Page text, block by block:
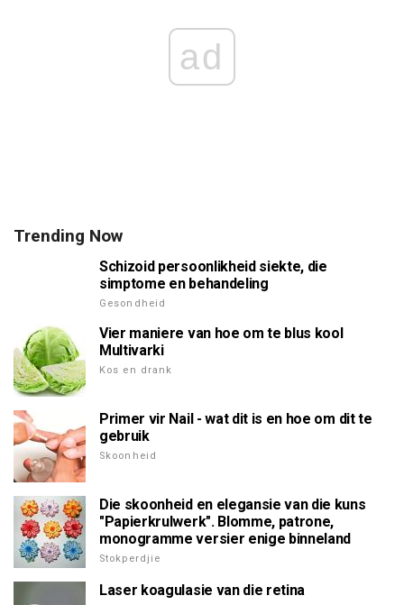
ad
Trending Now
Schizoid persoonlikheid siekte, die
simptome en behandeling
Gesondheid
Vier maniere van hoe om te blus kool
Multivarki
Kos en drank
Primer vir Nail - wat dit is en hoe om dit te
gebruik
Skoonheid
Die skoonheid en elegansie van die kuns
"Papierkrulwerk". Blomme, patrone,
monogramme versier enige binneland
Stokperdjie
Laser koagulasie van die retina